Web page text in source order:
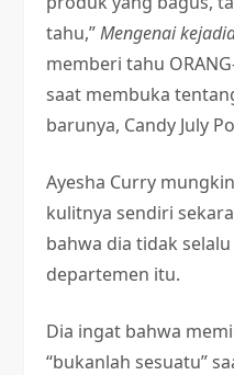
tahu,”Mengenai
memberi tahu
saat membuka
barunya, Candy July
Ayesha Curry
kulitnya sendiri
bahwa dia tidak
departemen itu.
Dia ingat bahwa
“bukanlah sesuatu”